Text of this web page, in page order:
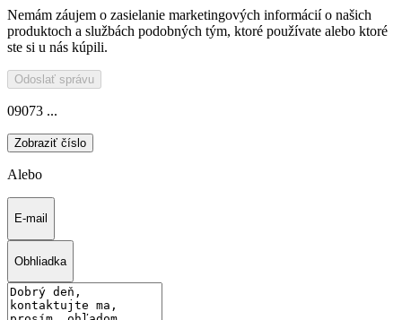
Nemám záujem o zasielanie marketingových informácií o našich
produktoch a službách podobných tým, ktoré používate alebo ktoré
ste si u nás kúpili.
Odoslať správu
09073 ...
Zobraziť číslo
Alebo
E-mail
Obhliadka